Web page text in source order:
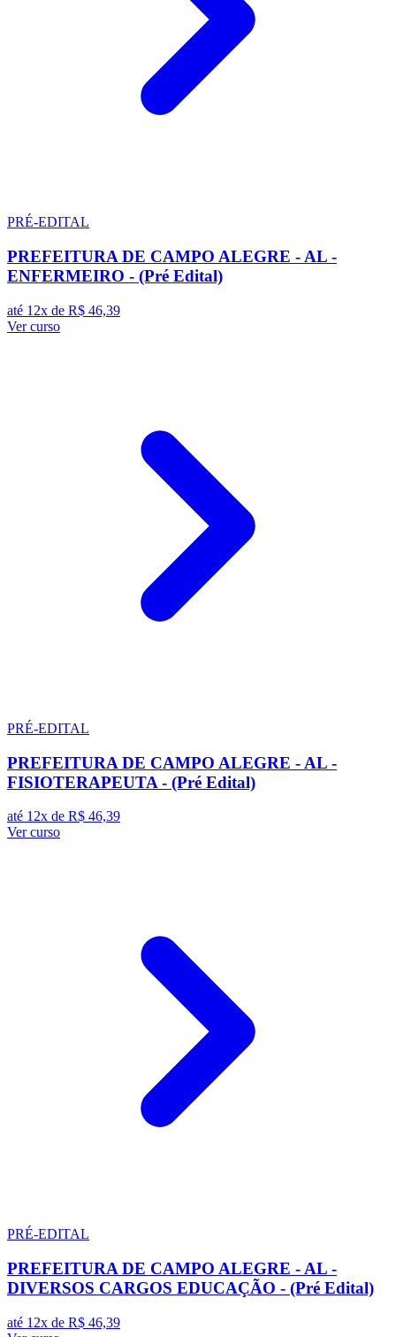
PRÉ-EDITAL
PREFEITURA DE CAMPO ALEGRE - AL -
ENFERMEIRO - (Pré Edital)
até 12x de R$ 46,39
Ver curso
PRÉ-EDITAL
PREFEITURA DE CAMPO ALEGRE - AL -
FISIOTERAPEUTA - (Pré Edital)
até 12x de R$ 46,39
Ver curso
PRÉ-EDITAL
PREFEITURA DE CAMPO ALEGRE - AL -
DIVERSOS CARGOS EDUCAÇÃO - (Pré Edital)
até 12x de R$ 46,39